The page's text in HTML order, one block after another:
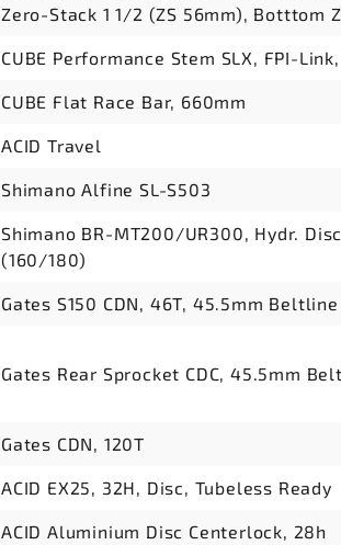
Zero-Stack 1 1/2 (ZS 56mm), Botttom
CUBE Performance Stem SLX, FPI-
CUBE Flat Race Bar, 660mm
ACID Travel
Shimano Alfine SL-S503
Shimano BR-MT200/UR300, Hydr.
(160/180)
Gates S150 CDN, 46T, 45.5mm Beltline
Gates Rear Sprocket CDC, 45.5mm
Gates CDN, 120T
ACID EX25, 32H, Disc, Tubeless Ready
ACID Aluminium Disc Centerlock, 28h